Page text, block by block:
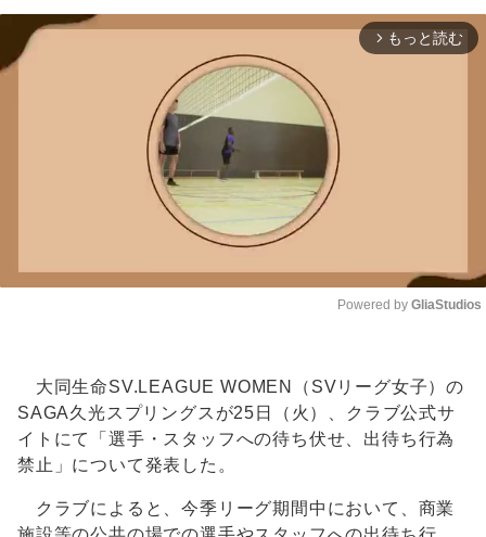
arrow_forward_ios もっと読む
Powered by GliaStudios
大同生命SV.LEAGUE WOMEN（SVリーグ女子）の
SAGA久光スプリングスが25日（火）、クラブ公式サ
イトにて「選手・スタッフへの待ち伏せ、出待ち行為
禁止」について発表した。
クラブによると、今季リーグ期間中において、商業